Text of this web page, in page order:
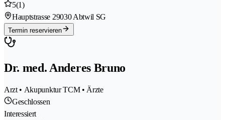
5(1)
Hauptstrasse 29030 Abtwil SG
Termin reservieren
Dr. med. Anderes Bruno
Arzt • Akupunktur TCM • Ärzte
Geschlossen
Interessiert